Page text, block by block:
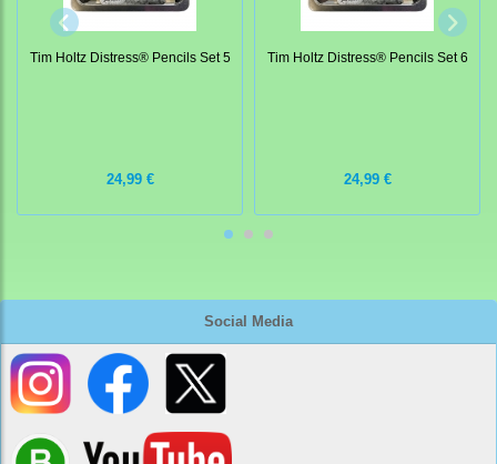
Social Media
Tim Holtz Distress® Pencils Set 5
24,99 €
Tim Holtz Distress® Pencils Set 6
24,99 €